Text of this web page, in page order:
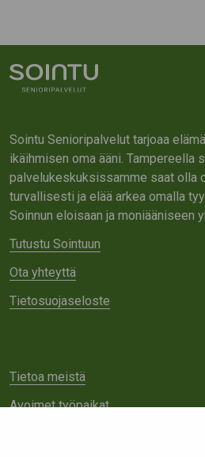
Sointu Senioripalvelut tarjoaa
ikäihmisen oma ääni. Tampereella
palvelukeskuksissamme saat olla
turvallisesti ja elää arkea omalla
Soinnun eloisaan ja moniääniseen
Tutustu Sointuun
Ota yhteyttä
Tietosuojaseloste
Tietoa meistä
Avoimet työpaikat